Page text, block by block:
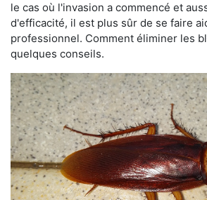
le cas où l'invasion a commencé et
d'efficacité, il est plus sûr de se faire
professionnel. Comment éliminer les
quelques conseils.